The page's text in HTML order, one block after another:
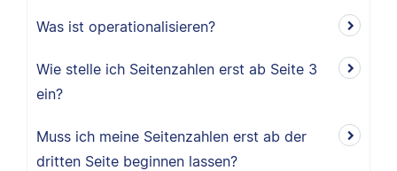
Was ist operationalisieren?
Wie stelle ich Seitenzahlen erst ab Seite 3
ein?
Muss ich meine Seitenzahlen erst ab der
dritten Seite beginnen lassen?